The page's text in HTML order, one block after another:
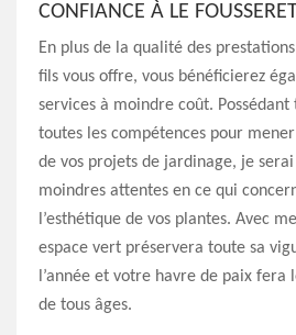
CONFIANCE À LE
En plus de la qualité des
fils vous offre, vous bénéficierez
services à moindre coût. Possédant
toutes les compétences pour
de vos projets de jardinage, je
moindres attentes en ce qui
l’esthétique de vos plantes. Avec
espace vert préservera toute sa
l’année et votre havre de paix fera
de tous âges.